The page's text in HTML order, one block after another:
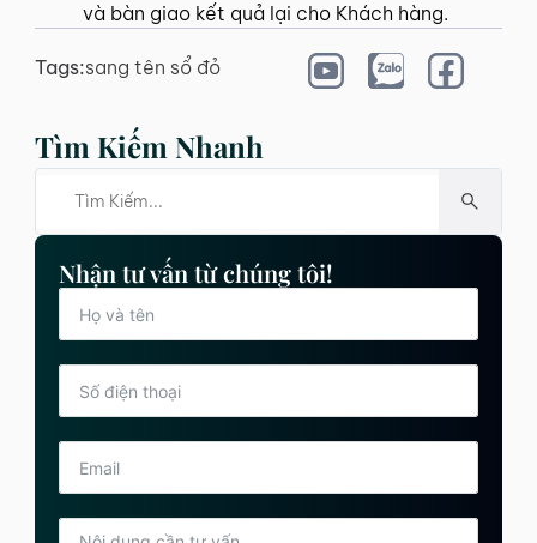
và bàn giao kết quả lại cho Khách hàng.
Tags:sang tên sổ đỏ
Tìm Kiếm Nhanh
Nhận tư vấn từ chúng tôi!